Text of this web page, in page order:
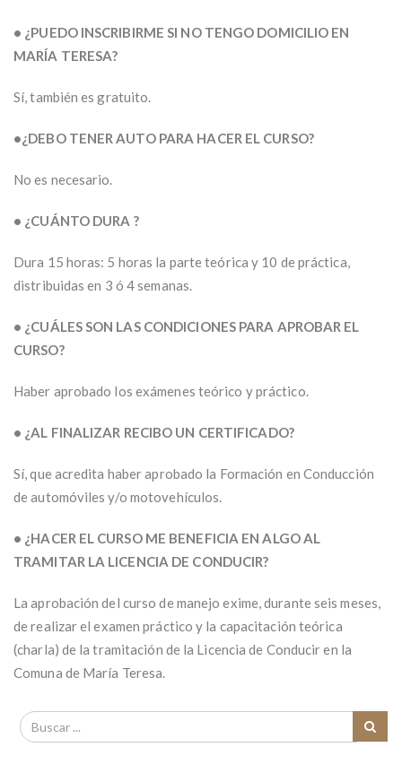
• ¿PUEDO INSCRIBIRME SI NO TENGO DOMICILIO EN
MARÍA TERESA?
Sí, también es gratuito.
•¿DEBO TENER AUTO PARA HACER EL CURSO?
No es necesario.
• ¿CUÁNTO DURA ?
Dura 15 horas: 5 horas la parte teórica y 10 de práctica,
distribuidas en 3 ó 4 semanas.
• ¿CUÁLES SON LAS CONDICIONES PARA APROBAR EL
CURSO?
Haber aprobado los exámenes teórico y práctico.
• ¿AL FINALIZAR RECIBO UN CERTIFICADO?
Sí, que acredita haber aprobado la Formación en Conducción
de automóviles y/o motovehículos.
• ¿HACER EL CURSO ME BENEFICIA EN ALGO AL
TRAMITAR LA LICENCIA DE CONDUCIR?
La aprobación del curso de manejo exime, durante seis meses,
de realizar el examen práctico y la capacitación teórica
(charla) de la tramitación de la Licencia de Conducir en la
Comuna de María Teresa.